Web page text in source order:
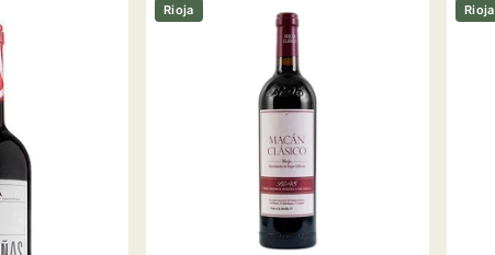
Rioja Rioja